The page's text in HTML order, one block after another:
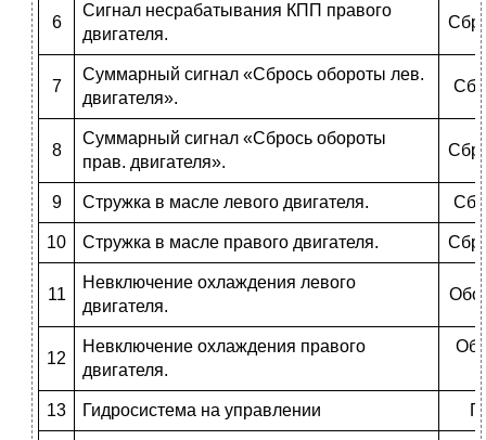
6
Сигнал несрабатывания КПП правого
двигателя.
7
Суммарный сигнал «Сбрось обороты лев.
двигателя».
8
Суммарный сигнал «Сбрось обороты
прав. двигателя».
9 Стружка в масле левого двигателя.
10 Стружка в масле правого двигателя.
11
Невключение охлаждения левого
двигателя.
12
Невключение охлаждения правого
двигателя.
13 Гидросистема на управлении